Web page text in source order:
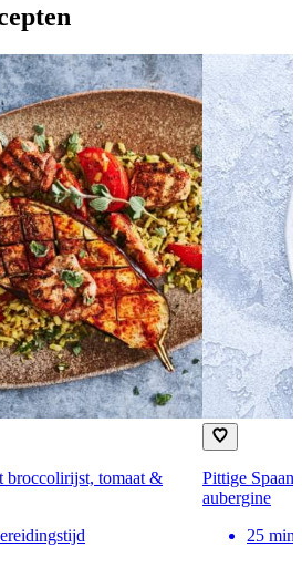
broccolirijst, tomaat &
Pittige
aubergine
25 min